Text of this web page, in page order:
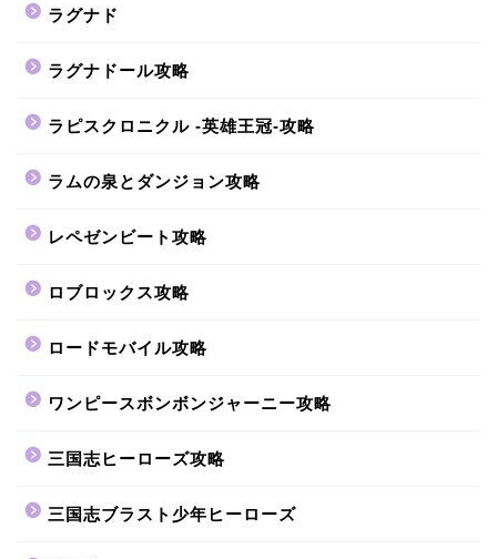
ラグナド
ラグナドール攻略
ラピスクロニクル -英雄王冠-攻略
ラムの泉とダンジョン攻略
レペゼンビート攻略
ロブロックス攻略
ロードモバイル攻略
ワンピースボンボンジャーニー攻略
三国志ヒーローズ攻略
三国志ブラスト少年ヒーローズ